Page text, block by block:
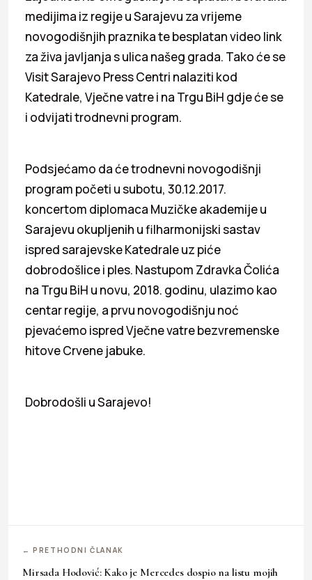
medijima iz regije u Sarajevu za vrijeme
novogodišnjih praznika te besplatan video link
za živa javljanja s ulica našeg grada. Tako će se
Visit Sarajevo Press Centri nalaziti kod
Katedrale, Vječne vatre i na Trgu BiH gdje će se
i odvijati trodnevni program.
Podsjećamo da će trodnevni novogodišnji
program početi u subotu, 30.12.2017.
koncertom diplomaca Muzičke akademije u
Sarajevu okupljenih u filharmonijski sastav
ispred sarajevske Katedrale uz piće
dobrodošlice i ples. Nastupom Zdravka Čolića
na Trgu BiH u novu, 2018. godinu, ulazimo kao
centar regije, a prvu novogodišnju noć
pjevaćemo ispred Vječne vatre bezvremenske
hitove Crvene jabuke.
Dobrodošli u Sarajevo!
← PRETHODNI ČLANAK
Mirsada Hodović: Kako je Mercedes dospio na listu mojih